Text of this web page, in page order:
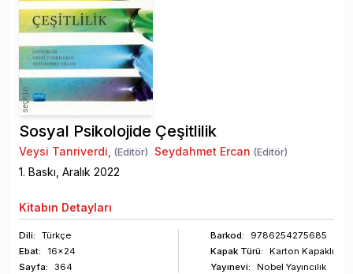
Sosyal Psikolojide Çeşitlilik
Veysi Tanriverdi (Editör) Seydahmet Ercan (Editör)
1. Baskı, Aralık 2022
Kitabın Detayları
Dili:
Türkçe
Ebat:
16x24
Sayfa: 364
Barkod:
9786254275685
Kapak Türü:
Karton Kapaklı
Yayınevi:
Nobel Yayıncılık